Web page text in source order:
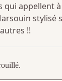
qui appellent
stylisé
!!